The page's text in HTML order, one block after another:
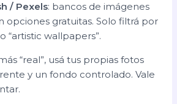
/ Pexels: bancos de imágenes
opciones gratuitas. Solo filtrá por
“artistic wallpapers”.
“real”, usá tus propias fotos
y un fondo controlado. Vale